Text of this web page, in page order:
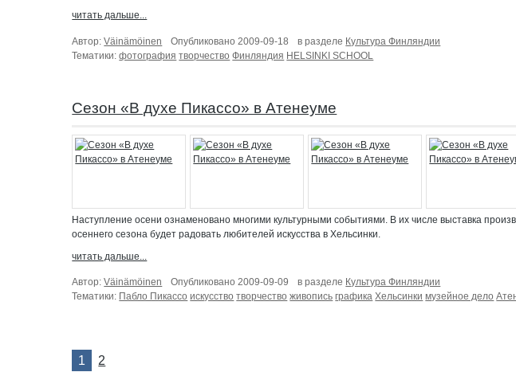
читать дальше...
Автор:Väinämöinen Опубликовано 2009-09-18 в разделе Культура Финляндии
Тематики:фотография творчество Финляндия HELSINKI SCHOOL
Сезон «В духе Пикассо» в Атенеуме
Наступление осени ознаменовано многими культурными событиями. В их числе выставка
осеннего сезона будет радовать любителей искусства в Хельсинки.
читать дальше...
Автор:Väinämöinen Опубликовано 2009-09-09 в разделе Культура Финляндии
Тематики: Пабло Пикассо искусство творчество живопись графика Хельсинки музейное дело
1 2